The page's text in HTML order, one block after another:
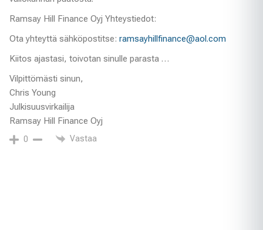
Ramsay Hill Finance Oyj Yhteystiedot:
Ota yhteyttä sähköpostitse: ramsayhillfinance@aol.com
Kiitos ajastasi, toivotan sinulle parasta …
Vilpittömästi sinun,
Chris Young
Julkisuusvirkailija
Ramsay Hill Finance Oyj
0 Vastaa